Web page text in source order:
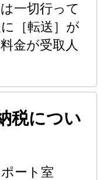
一切行って
［転送］が
金が受取人
税につい
ート室